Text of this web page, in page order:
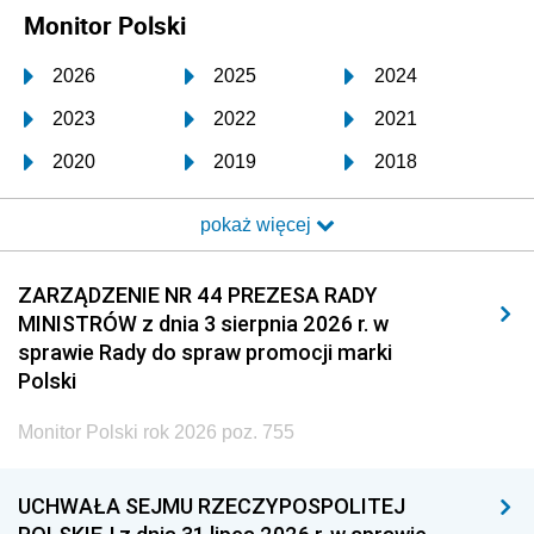
Monitor Polski
2026 2025 2024
2023 2022 2021
2020 2019 2018
2017 2016 2015
2014 2013 2012
2011 2010 2009
2008 2007 2006
2005
1996 1995 1994
pokaż więcej
ZARZĄDZENIE NR 44 PREZESA RADY
MINISTRÓW z dnia 3 sierpnia 2026 r. w
sprawie Rady do spraw promocji marki
Polski
Monitor Polski rok 2026 poz. 755
UCHWAŁA SEJMU RZECZYPOSPOLITEJ